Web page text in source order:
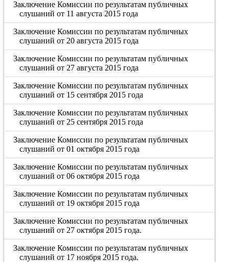
Заключение Комиссии по результатам публичных
слушаний от 11 августа 2015 года
Заключение Комиссии по результатам публичных
слушаний от 20 августа 2015 года
Заключение Комиссии по результатам публичных
слушаний от 27 августа 2015 года
Заключение Комиссии по результатам публичных
слушаний от 15 сентября 2015 года
Заключение Комиссии по результатам публичных
слушаний от 25 сентября 2015 года
Заключение Комиссии по результатам публичных
слушаний от 01 октября 2015 года
Заключение Комиссии по результатам публичных
слушаний от 06 октября 2015 года
Заключение Комиссии по результатам публичных
слушаний от 19 октября 2015 года
Заключение Комиссии по результатам публичных
слушаний от 27 октября 2015 года.
Заключение Комиссии по результатам публичных
слушаний от 17 ноября 2015 года.